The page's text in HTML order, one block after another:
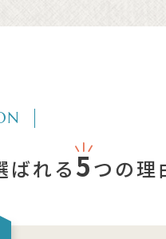
ばれる 5つの理